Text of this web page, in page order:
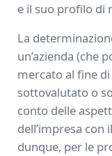
e il suo profilo di
La
un’azienda (che
mercato al fine
sottovalutato o
conto delle
dell’impresa
dunque, per le